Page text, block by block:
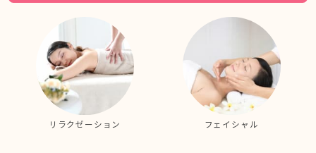
リラクゼーション フェイシャル